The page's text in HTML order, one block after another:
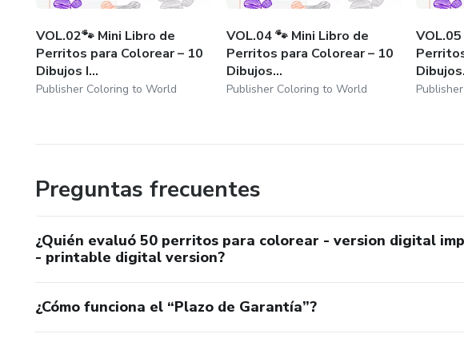
VOL.02🐾 Mini Libro de
Perritos para Colorear – 10
Dibujos I...
Publisher Coloring to World
VOL.04 🐾 Mini Libro de
Perritos para Colorear – 10
Dibujos...
Publisher Coloring to World
Preguntas frecuentes
¿Quién evaluó 50 perritos para colorear - version digital
- printable digital version?
¿Cómo funciona el “Plazo de Garantía”?